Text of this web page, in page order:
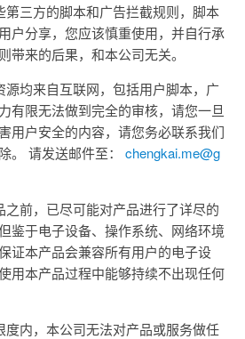
第三方的脚本和广告拦截规则，脚本
户分享，您应该慎重使用，并自行承
带来的后果，和本公司无关。
源均来自互联网，包括用户脚本，广
有限无法做到完全的审核，请您一旦
用户安全的内容，请您务必联系我们
。 请发送邮件至： chengkai.me@g
之前，已尽可能对产品进行了详尽的
鉴于电子设备、操作系统、网络环境
证本产品会兼容所有用户的电子设
用本产品过程中能够持续不出现任何
度内，本公司无法对产品或服务做任